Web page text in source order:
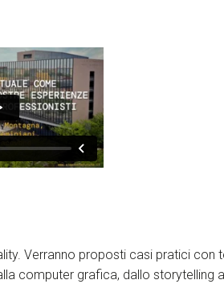
Verranno proposti casi pratici con
computer grafica, dallo storytelling